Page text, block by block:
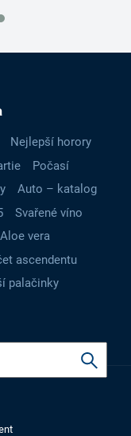
Nejlepší horory
Počasí
Auto – katalog
Svařené víno
Aloe vera
ascendentu
palačinky